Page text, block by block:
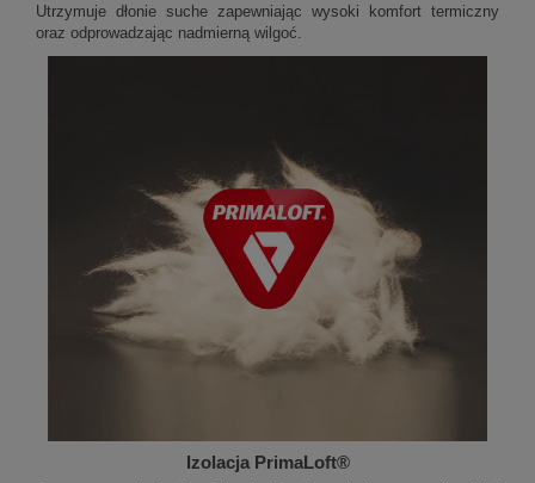
Utrzymuje dłonie suche zapewniając wysoki komfort termiczny
oraz odprowadzając nadmierną wilgoć.
Izolacja PrimaLoft®